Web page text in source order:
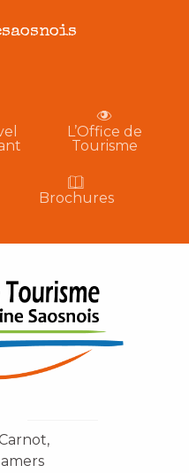
L’Office de
Tourisme
Brochures